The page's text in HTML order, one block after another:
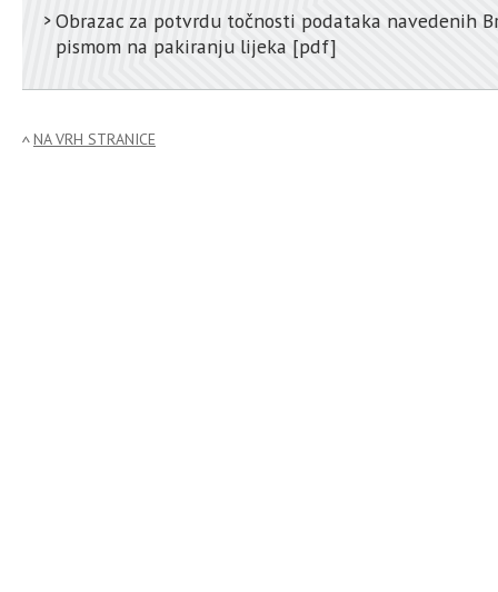
Obrazac za potvrdu točnosti podataka navedenih
pismom na pakiranju lijeka [pdf]
NA VRH STRANICE